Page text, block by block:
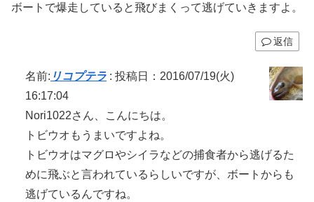
ボートで爆走していると飛びまくって逃げていきますよ。
返信
名前: リコプテラ : 投稿日：2016/07/19(火)
16:17:04
Nori1022さん、こんにちは。
トビウオもうまいですよね。
トビウオはマグロやシイラなどの捕食者から逃げるた
めに飛ぶと言われているらしいですが、ボートからも
逃げているんですね。